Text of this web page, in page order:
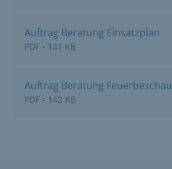
Auftrag Beratung Einsatzplan
PDF - 141 KB
Auftrag Beratung Feuerbeschau
PDF - 142 KB